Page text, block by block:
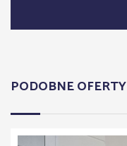
PODOBNE OFERTY